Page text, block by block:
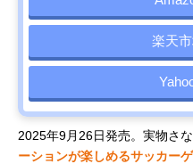
楽天
2025年9月26日発売。実物さ
ーションが楽しめるサッカー